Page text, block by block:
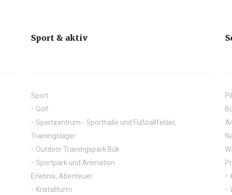
Sport
Golf
Sportzentrum - Sporthalle und Fußballfelder,
Trainingslager
Outdoor Trainingspark Bük